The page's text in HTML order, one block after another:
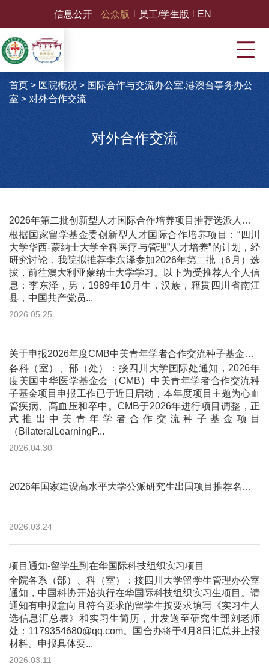
信息公开 公众版 员工/学生版 EN
首页 > 医院概况> 国际合作与交流办公室.港澳台事务办公
室 > 对外合作交流
对外合作交流
2026年第二批创新型人才国际合作培养项目推荐选派人员公示
根据国家留学基金委创新型人才国际合作培养项目：“四川
大学华西-蒙纳士大学全科医疗与管理”人才培养”的计划，经
研究讨论，我院拟推荐李东泽参加2026年第二批（6月）选
拔，前往澳大利亚蒙纳士大学学习。以下为受推荐人个人信
息：李东泽，男，1989年10月生，汉族，籍贯四川省南江
县，中国共产党员...
2026.05.25
关于申报2026年度CMB中美青年学者合作交流种子基金项目的通知
各科（室）、部（处）：接四川大学国际处通知，2026年
度美国中华医学基金会（CMB）中美青年学者合作交流种
子基金项目申报工作已于近日启动，本年度项目主题为心血
管疾病、高血压和卒中。CMB于2026年进行项目调整，正
式推出中美青年学者合作交流种子基金项目
（BilateralLearningP...
2026.04.30
2026年国家建设高水平大学公派研究生出国项目推荐名单公示
2026.03.24
项目通知-留学生到在华国际科技组织实习项目
全院各系（部）、科（室）：接四川大学留学生管理办公室
通知，中国科协开始执行在华国际科技组织实习生项目。请
通知有申报意向且符合要求的留学生按要求填写《实习生人
选信息汇总表》和实习生简历，并发送至研究生部刘老师
处：1179354680@qq.com。国合办将于4月8日汇总并上报
材料。申报具体要...
2026.03.11